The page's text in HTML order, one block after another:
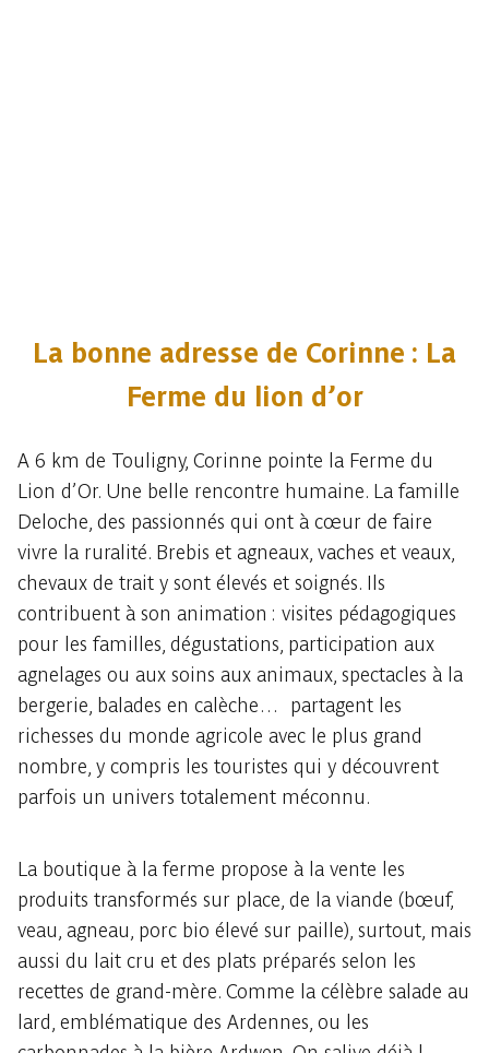
La bonne adresse de Corinne : La
Ferme du lion d’or
A 6 km de Touligny, Corinne pointe la Ferme du
Lion d’Or. Une belle rencontre humaine. La famille
Deloche, des passionnés qui ont à cœur de faire
vivre la ruralité. Brebis et agneaux, vaches et veaux,
chevaux de trait y sont élevés et soignés. Ils
contribuent à son animation : visites pédagogiques
pour les familles, dégustations, participation aux
agnelages ou aux soins aux animaux, spectacles à la
bergerie, balades en calèche… partagent les
richesses du monde agricole avec le plus grand
nombre, y compris les touristes qui y découvrent
parfois un univers totalement méconnu.
La boutique à la ferme propose à la vente les
produits transformés sur place, de la viande (bœuf,
veau, agneau, porc bio élevé sur paille), surtout, mais
aussi du lait cru et des plats préparés selon les
recettes de grand-mère. Comme la célèbre salade au
lard, emblématique des Ardennes, ou les